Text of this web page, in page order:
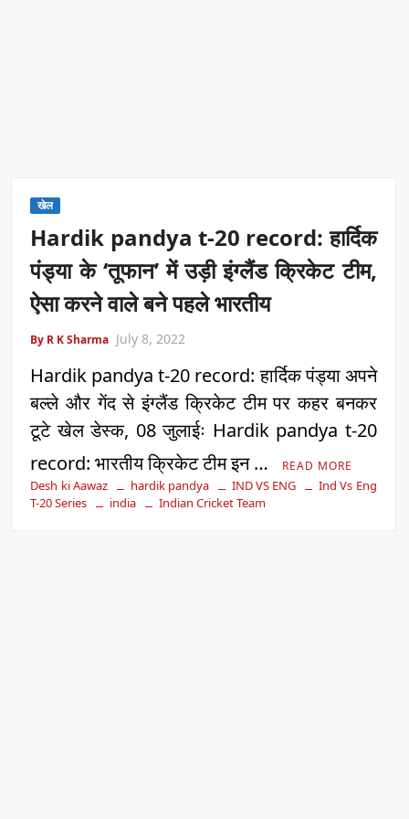
खेल
Hardik pandya t-20 record: हार्दिक
पंड्या के ‘तूफान’ में उड़ी इंग्लैंड क्रिकेट टीम,
ऐसा करने वाले बने पहले भारतीय
By R K Sharma July 8, 2022
Hardik pandya t-20 record: हार्दिक पंड्या अपने
बल्ले और गेंद से इंग्लैंड क्रिकेट टीम पर कहर बनकर
टूटे खेल डेस्क, 08 जुलाईः Hardik pandya t-20
record: भारतीय क्रिकेट टीम इन …
READ MORE
Desh ki Aawaz hardik pandya IND VS ENG
Ind Vs Eng
T-20 Series
india Indian Cricket Team